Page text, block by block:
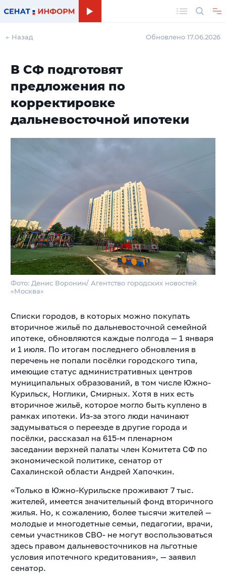
← Назад Обновлено 17.06.2026
В СФ подготовят
предложения по
корректировке
дальневосточной ипотеки
Фото: Денис Воронин/ Агентство городских новостей
«Москва»
Списки городов, в которых можно покупать
вторичное жильё по дальневосточной семейной
ипотеке, обновляются каждые полгода — 1 января
и 1 июля. По итогам последнего обновления в
перечень не попали посёлки городского типа,
имеющие статус административных центров
муниципальных образований, в том числе Южно-
Курильск, Ноглики, Смирных. Хотя в них есть
вторичное жильё, которое могло быть куплено в
рамках ипотеки. Из-за этого люди начинают
задумываться о переезде в другие города и
посёлки, рассказал на 615-м пленарном
заседании верхней палаты член Комитета СФ по
экономической политике, сенатор от
Сахалинской области Андрей Хапочкин.
«Только в Южно-Курильске проживают 7 тыс.
жителей, имеется значительный фонд вторичного
жилья. Но, к сожалению, более тысячи жителей —
молодые и многодетные семьи, педагогии, врачи,
семьи участников СВО- не могут воспользоваться
здесь правом дальневосточников на льготные
условия ипотечного кредитования», — заявил
сенатор.